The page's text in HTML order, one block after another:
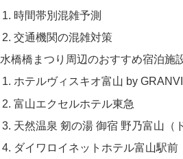
時間帯別混雑予測
交通機関の混雑対策
水橋橋まつり周辺のおすすめ宿泊施
ホテルヴィスキオ富山 by
富山エクセルホテル東急
天然温泉 剱の湯 御宿 野乃富山（
ダイワロイネットホテル富山駅前